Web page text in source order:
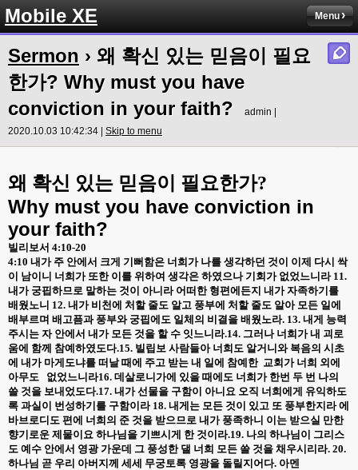
Mobile XE Menu
Sermon › 왜 확신 있는 믿음이 필요
한가? Why must you have
conviction in your faith?
admin |
2020.10.03 10:42:34 | Skip to menu
왜 확신 있는 믿음이 필요한가?
Why must you have conviction in
your faith?
빌리보서 4:10-20
4:10 내가 주 안에서 크게 기뻐함은 너희가 나를 생각하던 것이 이제 다시 싹
이 남이니 너희가 또한 이를 위하여 생각은 하였으나 기회가 없었느니라11.
내가 궁핍하므로 말하는 것이 아니라 어떠한 형편에든지 내가 자족하기를
배웠노니 12. 내가 비천에 처할 줄도 알고 풍부에 처할 줄도 알아 모든 일에
배부르며 배고픔과 풍부와 궁핍에도 일체의 비결을 배웠노라. 13. 내게 능력
주시는 자 안에서 내가 모든 것을 할 수 잇느니라.14. 그러나 너희가 내 괴로
움에 함께 참예하였도다.15. 빌립보 사람들아 너희도 알거니와 복음의 시초
에 내가 마게도냐를 떠날 때에 주고 받는 내 일에 참예한 교회가 너희 외에
아무도
없었느니라16. 데살로니가에 있을 때에도 너희가 한번 두 번 나의
쓸 것을 보내었도다.17. 내가 선물을 구함이 아니요 오직 너희에게 유익하도
록 과실이 번성하기를 구함이라18. 내게는 모든 것이 있고 또 풍부한지라 에
바브로디도 편에 너희의 준 것을 받으므로 내가 풍족하니 이는 받으실 만한
향기로운 제물이요 하나님을 기쁘시게 한 것이라.19. 나의 하나님이 그리스
도 예수 안에서 영광 가운데 그 풍성한 댈 너희 모든 쓸 것을 채우시리라. 20.
하나님 곧 우리 아버지께 세세 무궁토록 영광을 돌릴지어다. 아멘